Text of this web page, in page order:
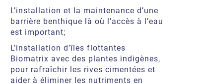
L’installation et la maintenance d’une
barrière benthique là où l’accès à l’eau
est important;
L’installation d’îles flottantes
Biomatrix avec des plantes indigènes,
pour rafraîchir les rives cimentées et
aider à éliminer les nutriments en